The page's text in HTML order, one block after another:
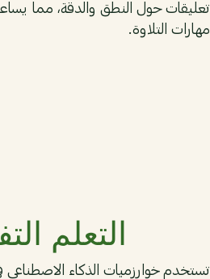
تعليقات حول النطق والدقة، مما
مهارات التلاوة.
التعلم
تستخدم خوارزميات الذكاء الاصطناعي